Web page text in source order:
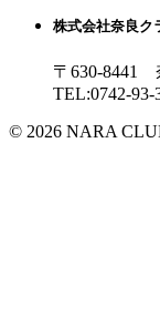
株式会社奈良
〒630-8441
TEL:0742-93-
© 2026 NARA